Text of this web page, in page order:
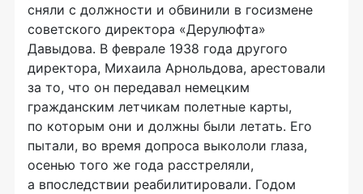
сняли с должности и обвинили в госизмене
советского директора «Дерулюфта»
Давыдова. В феврале 1938 года другого
директора, Михаила Арнольдова, арестовали
за то, что он передавал немецким
гражданским летчикам полетные карты,
по которым они и должны были летать. Его
пытали, во время допроса выкололи глаза,
осенью того же года расстреляли,
а впоследствии реабилитировали. Годом